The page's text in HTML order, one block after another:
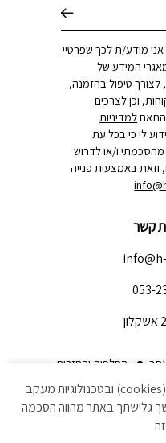
מודע/ת לכך שפרטיי
המידע של
לצורך טיפול בהזמנה,
וכן לצרכים
למדיניות
לי כי בכל עת
מהסכמתי ו/או לדרוש
וזאת באמצעות פנייה
החלפות והחזרות
ביטול עסקה
קשר
053-
באתר זה נעשה שימוש בקבצי עוגיות (cookies) ובטכנולוגיות מעקב
גלישתך באתר מהווה הסכמה